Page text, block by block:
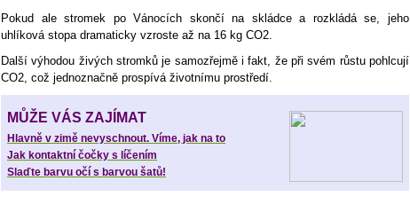
Pokud ale stromek po Vánocích skončí na skládce a rozkládá se, jeho
uhlíková stopa dramaticky vzroste až na 16 kg CO2.
Další výhodou živých stromků je samozřejmě i fakt, že při svém růstu pohlcují
CO2, což jednoznačně prospívá životnímu prostředí.
MŮŽE VÁS ZAJÍMAT
Hlavně v zimě nevyschnout. Víme, jak na to
Jak kontaktní čočky s líčením
Slaďte barvu očí s barvou šatů!